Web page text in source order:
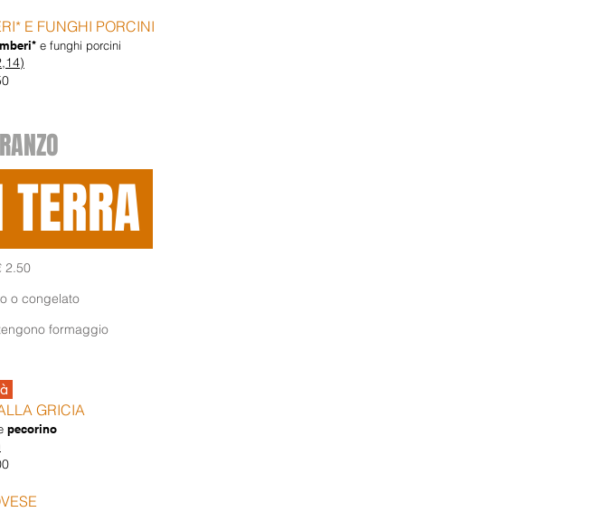
E FUNGHI PORCINI
e funghi porcini
2.50
o congelato
formaggio
GRICIA
pecorino